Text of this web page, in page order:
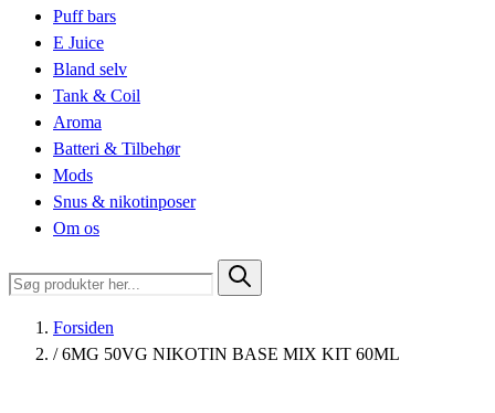
Puff bars
E Juice
Bland selv
Tank & Coil
Aroma
Batteri & Tilbehør
Mods
Snus & nikotinposer
Om os
Forsiden
/ 6MG 50VG NIKOTIN BASE MIX KIT 60ML